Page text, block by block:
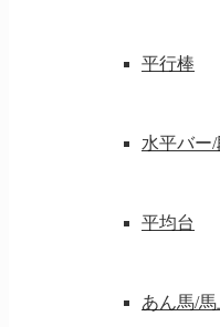
平行棒
水平バー
平均台
あん馬/